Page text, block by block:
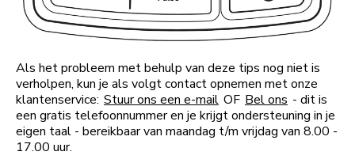
Als het probleem met behulp van deze tips nog niet is
verholpen, kun je als volgt contact opnemen met onze
klantenservice: Stuur ons een e-mail OF Bel ons - dit is
een gratis telefoonnummer en je krijgt ondersteuning in je
eigen taal - bereikbaar van maandag t/m vrijdag van 8.00 -
17.00 uur.